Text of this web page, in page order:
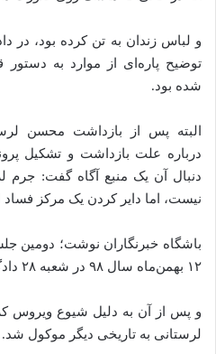
و لباس زندان به تن کرده بود، در
توضیح پاره‌ای از موارد به
شده‌ بود.
البته پس از بازداشت محسن
درباره علت بازداشت و تشکیل
دنبال آن یک منبع آگاه گفت: جرم
نیست، اما دایر کردن یک مرکز فساد
باشگاه خبرنگاران نوشت؛ دومین
۱۲ بهمن‌ماه سال ۹۸ در شعبه ۲۸ دادگاه انقلاب برگزار شد.
و پس از آن به دلیل شیوع ویروس
لرستانی به تاریخی دیگر موکول شد.